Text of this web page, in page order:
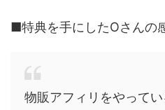
■特典を手にしたOさんの
物販アフィリをやって